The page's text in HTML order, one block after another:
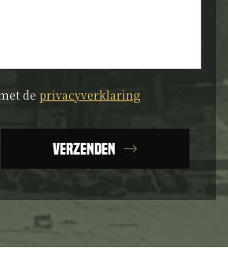
* de privacyverklaring
Verzenden